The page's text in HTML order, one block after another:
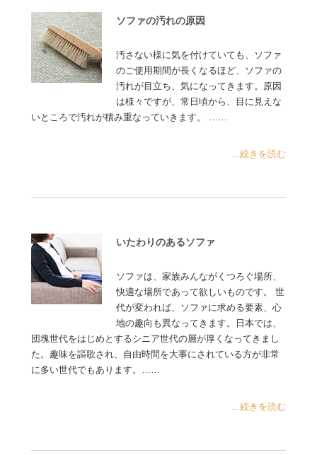
ソファの汚れの原因
汚さない様に気を付けていても、ソファ
のご使用期間が長くなるほど、ソファの
汚れが目立ち、気になってきます。原因
は様々ですが、常日頃から、目に見えな
いところで汚れが積み重なっていきます。 ……
...続きを読む
いたわりのあるソファ
ソファは、家族みんながくつろぐ場所、
快適な場所であって欲しいものです。 世
代が変われば、ソファに求める要素、心
地の趣向も異なってきます。日本では、
団塊世代をはじめとするシニア世代の層が厚くなってきまし
た。趣味を謳歌され、自由時間を大事にされている方が非常
に多い世代でもあります。……
...続きを読む